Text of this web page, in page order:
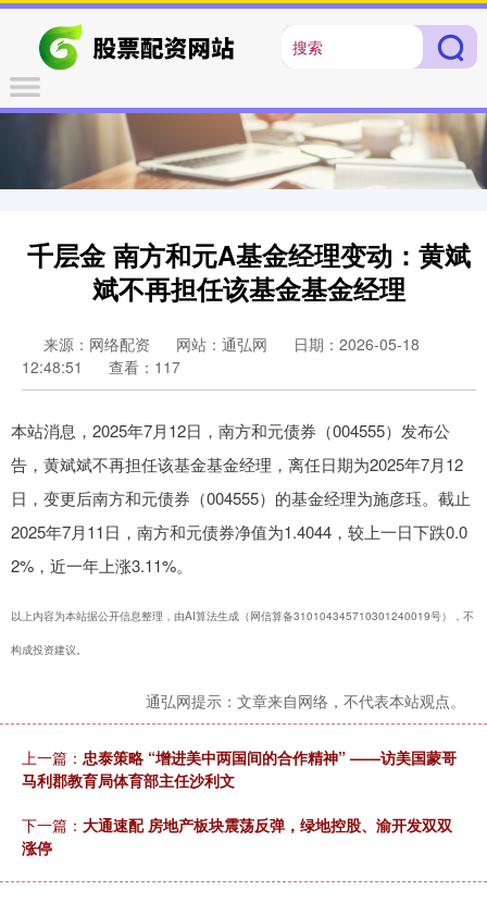
千层金 南方和元A基金经理变动：黄斌
斌不再担任该基金基金经理
来源：网络配资 网站：通弘网
日期：2026-05-18
12:48:51
查看：117
本站消息，2025年7月12日，南方和元债券（004555）发布公
告，黄斌斌不再担任该基金基金经理，离任日期为2025年7月12
日，变更后南方和元债券（004555）的基金经理为施彦珏。截止
2025年7月11日，南方和元债券净值为1.4044，较上一日下跌0.0
2%，近一年上涨3.11%。
以上内容为本站据公开信息整理，由AI算法生成（网信算备310104345710301240019号），不
构成投资建议。
通弘网提示：文章来自网络，不代表本站观点。
上一篇： 忠泰策略 “增进美中两国间的合作精神” ——访美国蒙哥
马利郡教育局体育部主任沙利文
下一篇： 大通速配 房地产板块震荡反弹，绿地控股、渝开发双双
涨停